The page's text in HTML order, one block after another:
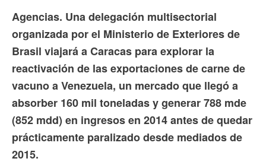
Agencias. Una delegación multisectorial
organizada por el Ministerio de Exteriores de
Brasil viajará a Caracas para explorar la
reactivación de las exportaciones de carne de
vacuno a Venezuela, un mercado que llegó a
absorber 160 mil toneladas y generar 788 mde
(852 mdd) en ingresos en 2014 antes de quedar
prácticamente paralizado desde mediados de
2015.